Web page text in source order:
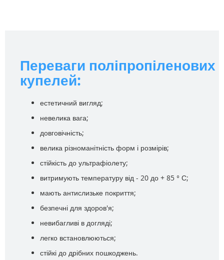
Переваги поліпропіленових
купелей:
естетичний вигляд;
невелика вага;
довговічність;
велика різноманітність форм і розмірів;
стійкість до ультрафіолету;
витримують температуру від - 20 до + 85 ° С;
мають антислизьке покриття;
безпечні для здоров'я;
невибагливі в догляді;
легко встановлюються;
стійкі до дрібних пошкоджень.